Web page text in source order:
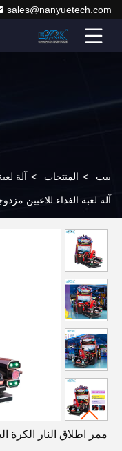
sales@nanyuetech.com
بيت > المنتجات > آلة
آلة لعبة الفداء للاعبين
ممر اطلاق النار الكرة